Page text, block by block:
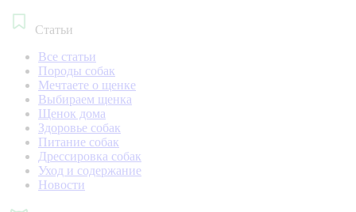
Статьи
Все статьи
Породы собак
Мечтаете о щенке
Выбираем щенка
Щенок дома
Здоровье собак
Питание собак
Дрессировка собак
Уход и содержание
Новости